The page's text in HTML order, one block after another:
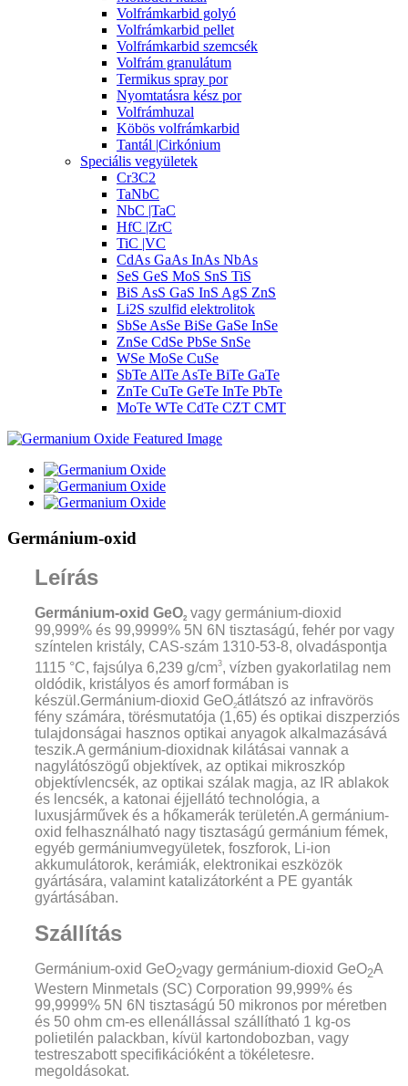
Volfrámkarbid golyó
Volfrámkarbid pellet
Volfrámkarbid szemcsék
Volfrám granulátum
Termikus spray por
Nyomtatásra kész por
Volfrámhuzal
Köbös volfrámkarbid
Tantál |Cirkónium
Speciális vegyületek
Cr3C2
TaNbC
NbC |TaC
HfC |ZrC
TiC |VC
CdAs GaAs InAs NbAs
SeS GeS MoS SnS TiS
BiS AsS GaS InS AgS ZnS
Li2S szulfid elektrolitok
SbSe AsSe BiSe GaSe InSe
ZnSe CdSe PbSe SnSe
WSe MoSe CuSe
SbTe AlTe AsTe BiTe GaTe
ZnTe CuTe GeTe InTe PbTe
MoTe WTe CdTe CZT CMT
Germánium-oxid
Leírás
Germánium-oxid GeO2 vagy germánium-dioxid
99,999% és 99,9999% 5N 6N tisztaságú, fehér por vagy
színtelen kristály, CAS-szám 1310-53-8, olvadáspontja
1115 °C, fajsúlya 6,239 g/cm3, vízben gyakorlatilag nem
oldódik, kristályos és amorf formában is
készül.Germánium-dioxid GeO2átlátszó az infravörös
fény számára, törésmutatója (1,65) és optikai diszperziós
tulajdonságai hasznos optikai anyagok alkalmazásává
teszik.A germánium-dioxidnak kilátásai vannak a
nagylátószögű objektívek, az optikai mikroszkóp
objektívlencsék, az optikai szálak magja, az IR ablakok
és lencsék, a katonai éjjellátó technológia, a
luxusjárművek és a hőkamerák területén.A germánium-
oxid felhasználható nagy tisztaságú germánium fémek,
egyéb germániumvegyületek, foszforok, Li-ion
akkumulátorok, kerámiák, elektronikai eszközök
gyártására, valamint katalizátorként a PE gyanták
gyártásában.
Szállítás
Germánium-oxid GeO2vagy germánium-dioxid GeO2A
Western Minmetals (SC) Corporation 99,999% és
99,9999% 5N 6N tisztaságú 50 mikronos por méretben
és 50 ohm cm-es ellenállással szállítható 1 kg-os
polietilén palackban, kívül kartondobozban, vagy
testreszabott specifikációként a tökéletesre.
megoldásokat.